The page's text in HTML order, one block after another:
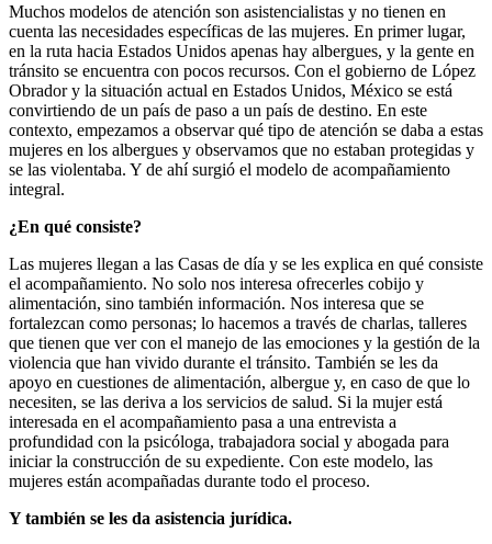
Muchos modelos de atención son asistencialistas y no tienen en
cuenta las necesidades específicas de las mujeres. En primer lugar,
en la ruta hacia Estados Unidos apenas hay albergues, y la gente en
tránsito se encuentra con pocos recursos. Con el gobierno de López
Obrador y la situación actual en Estados Unidos, México se está
convirtiendo de un país de paso a un país de destino. En este
contexto, empezamos a observar qué tipo de atención se daba a estas
mujeres en los albergues y observamos que no estaban protegidas y
se las violentaba. Y de ahí surgió el modelo de acompañamiento
integral.
¿En qué consiste?
Las mujeres llegan a las Casas de día y se les explica en qué consiste
el acompañamiento. No solo nos interesa ofrecerles cobijo y
alimentación, sino también información. Nos interesa que se
fortalezcan como personas; lo hacemos a través de charlas, talleres
que tienen que ver con el manejo de las emociones y la gestión de la
violencia que han vivido durante el tránsito. También se les da
apoyo en cuestiones de alimentación, albergue y, en caso de que lo
necesiten, se las deriva a los servicios de salud. Si la mujer está
interesada en el acompañamiento pasa a una entrevista a
profundidad con la psicóloga, trabajadora social y abogada para
iniciar la construcción de su expediente. Con este modelo, las
mujeres están acompañadas durante todo el proceso.
Y también se les da asistencia jurídica.